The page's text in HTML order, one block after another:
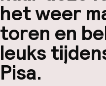
het weer
toren en
leuks
Pisa.